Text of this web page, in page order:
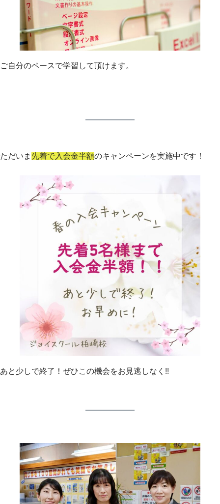
ご自分のペースで学習して頂けます。
ただいま 先着で入会金半額のキャンペーンを実施中です！
あと少しで終了！ぜひこの機会をお見逃しなく!!